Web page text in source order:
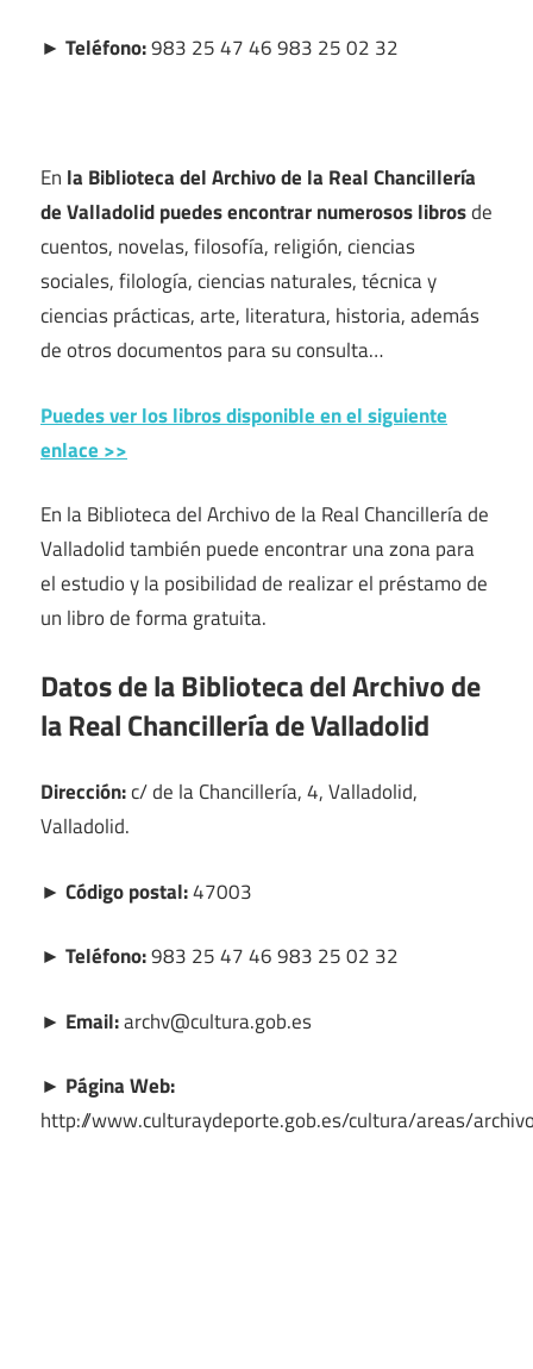
► Teléfono:983 25 47 46 983 25 02 32
En la Biblioteca del Archivo de la Real Chancillería
de Valladolid puedes encontrar numerosos librosde
cuentos, novelas, filosofía, religión, ciencias
sociales, filología, ciencias naturales, técnica y
ciencias prácticas, arte, literatura, historia, además
de otros documentos para su consulta…
Puedes ver los libros disponible en el siguiente
enlace >>
En la Biblioteca del Archivo de la Real Chancillería de
Valladolid también puede encontrar una zona para
el estudio y la posibilidad de realizar el préstamo de
un libro de forma gratuita.
Datos de la Biblioteca del Archivo de
la Real Chancillería de Valladolid
Dirección:c/ de la Chancillería, 4, Valladolid,
Valladolid.
► Código postal:47003
► Teléfono:983 25 47 46 983 25 02 32
► Email:archv@cultura.gob.es
► Página Web:
http://www.culturaydeporte.gob.es/cultura/areas/